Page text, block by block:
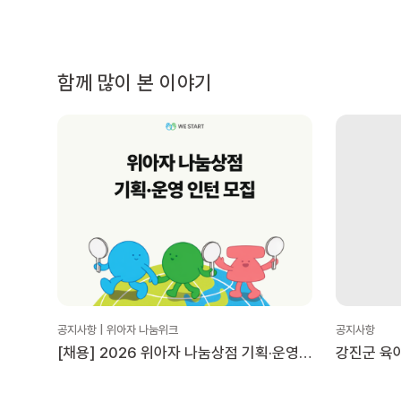
함께 많이 본 이야기
공지사항 | 위아자 나눔위크
[채용] 2026 위아자 나눔상점 기획·운영
공지사항
강진군 육